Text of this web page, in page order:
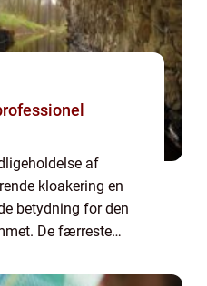
af
kloakering en
betydning for den
De færreste